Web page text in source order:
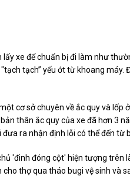
xe để chuẩn bị đi làm như
tạch” yếu ớt từ khoang máy.
cơ sở chuyên về ắc quy và lốp
thân ắc quy của xe đã hơn 3
ra nhận định lỗi có thể đến từ
'đinh đóng cột' hiện tượng trên
thợ qua tháo bugi vệ sinh và